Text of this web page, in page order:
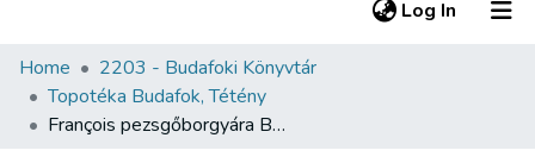
Log In (current)
Communities & Collections
All of DSpace
Home
2203 - Budafoki Könyvtár
Topotéka Budafok, Tétény
François pezsgőborgyára Budafokon